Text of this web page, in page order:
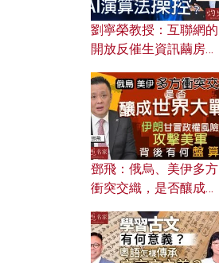
劉寧榮教授：互聯網的
開放反催生資訊繭房，
何避免遭AI演算法操
控？
鄧飛：俄烏、美伊多方
衝突交織，是否釀成世
風險攻擊美軍，背後有
何盤算？